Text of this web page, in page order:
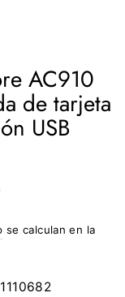
AC910
de tarjeta
USB
se calculan en la